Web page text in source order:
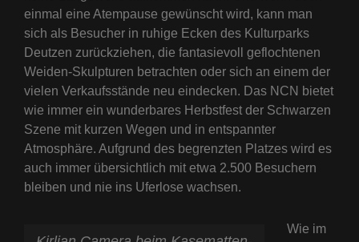
einmal eine Atempause gewünscht wird, kann man
sich als Besucher in ruhige Ecken des Kulturparks
Deutzen zurückziehen, die fantasievoll geflochtenen
Weiden-Skulpturen betrachten oder sich an einem der
vielen Verkaufsstände neu eindecken. Das NCN bietet
wie immer ein wunderbares Herbstfest der Schwarzen
Szene mit kurzen Wegen und in entspannter
Atmosphäre. Aufgrund des begrenzten Platzes wird es
auch immer übersichtlich mit etwa 2.500 Besuchern
bleiben und nie ins Uferlose wachsen.
Wie im